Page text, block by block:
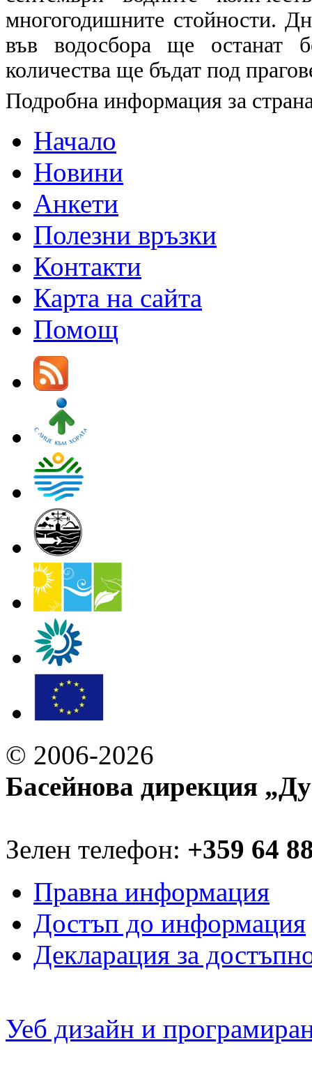
многогодишните стойности.
във водосбора ще останат
количества ще бъдат под
Подробна информация за
Начало
Новини
Анкети
Полезни връзки
Контакти
Карта на сайта
Помощ
© 2006-2026
Басейнова дирекция
Зелен телефон: +359 64
Правна информация
Достъп до информация
Декларация за
Уеб дизайн и